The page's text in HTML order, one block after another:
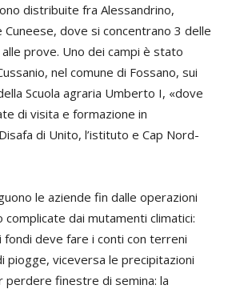
distribuite fra Alessandrino,
dove si concentrano 3 delle
prove. Uno dei campi è stato
nel comune di Fossano, sui
Scuola agraria Umberto I, «dove
di visita e formazione in
di Unito, l’istituto e Cap Nord-
le aziende fin dalle operazioni
dai mutamenti climatici:
fondi deve fare i conti con terreni
piogge, viceversa le precipitazioni
perdere finestre di semina: la